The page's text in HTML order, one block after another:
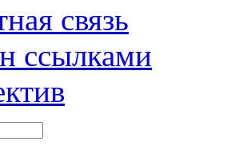
связь
ссылками